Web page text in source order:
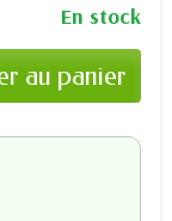
En stock
au panier